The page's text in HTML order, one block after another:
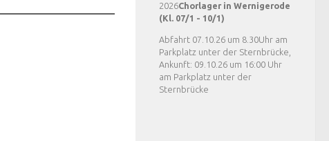
2026Chorlager in Wernigerode
(Kl. 07/1 - 10/1)
Abfahrt 07.10.26 um 8.30Uhr am
Parkplatz unter der Sternbrücke,
Ankunft: 09.10.26 um 16:00 Uhr
am Parkplatz unter der
Sternbrücke